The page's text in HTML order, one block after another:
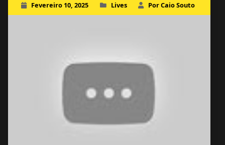
Fevereiro 10, 2025 Lives Por Caio Souto